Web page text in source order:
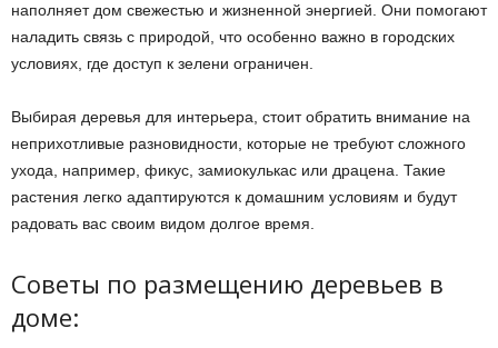
наполняет дом свежестью и жизненной энергией. Они помогают
наладить связь с природой, что особенно важно в городских
условиях, где доступ к зелени ограничен.
Выбирая деревья для интерьера, стоит обратить внимание на
неприхотливые разновидности, которые не требуют сложного
ухода, например, фикус, замиокулькас или драцена. Такие
растения легко адаптируются к домашним условиям и будут
радовать вас своим видом долгое время.
Советы по размещению деревьев в
доме: